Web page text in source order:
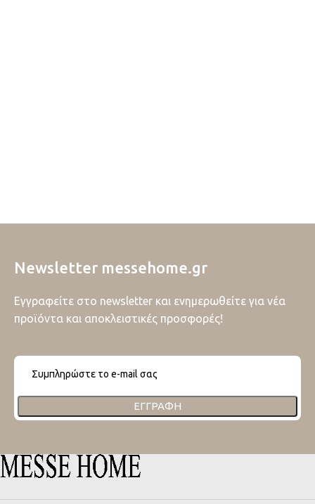
Newsletter messehome.gr
Εγγραφείτε στο newsletter και ενημερωθείτε για νέα
προϊόντα και αποκλειστικές προσφορές!
ΕΓΓΡΑΦΉ